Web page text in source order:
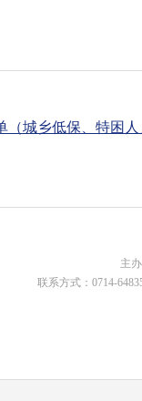
（城乡低保、特困
主
联系方式：0714-